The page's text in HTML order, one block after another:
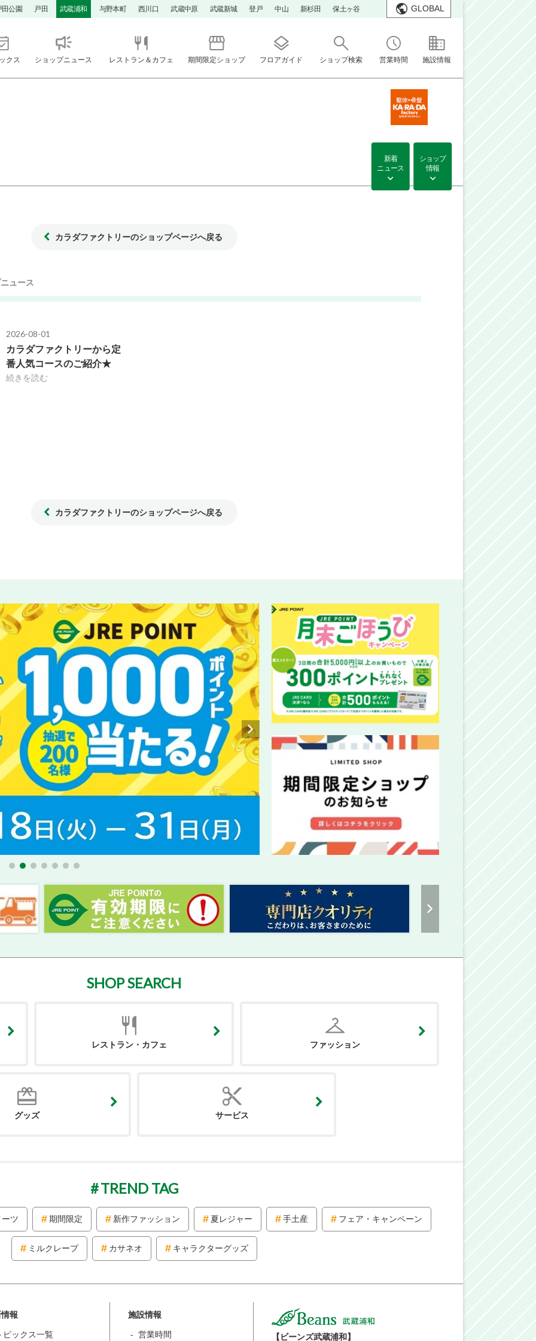
田公園 戸田 武蔵浦和 与野本町 西川口 武蔵中原 武蔵新城 登戸 中山 新杉田 保土ヶ谷 GLOBAL
クス ショップニュース レストラン＆カフェ 期間限定ショップ フロアガイド ショップ検索 営業時間 施設情報
新着
ニュース
ショップ
情報
カラダファクトリーのショップページへ戻る
ュース
2026-08-01
カラダファクトリーから定
番人気コースのご紹介★
続きを読む
カラダファクトリーのショップページへ戻る
SHOP SEARCH
レストラン・カフェ ファッション
グッズ サービス
TREND TAG
ツ 期間限定 新作ファッション 夏レジャー 手土産 フェア・キャンペーン
ミルクレープ カサネオ キャラクターグッズ
報
ピックス一覧
施設情報
営業時間 【ビーンズ武蔵浦和】